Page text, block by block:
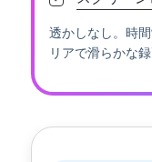
透かしなし。時
リアで滑らかな録